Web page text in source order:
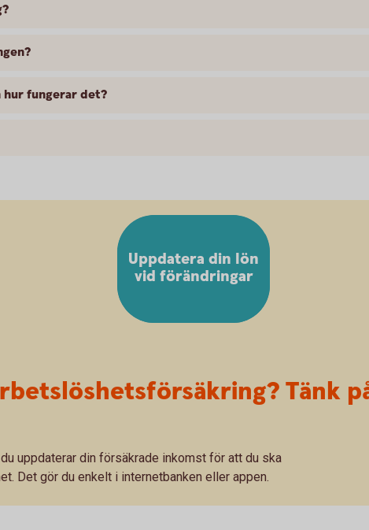
hur fungerar det?
Uppdatera din lön
vid förändringar
Tänk
uppdaterar din försäkrade inkomst för att du ska
Det gör du enkelt i internetbanken eller appen.